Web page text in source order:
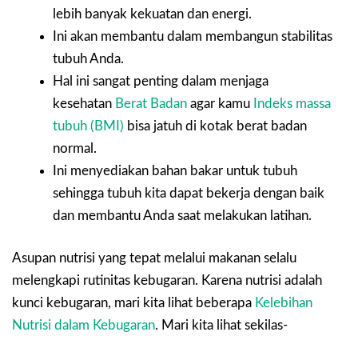
lebih banyak kekuatan dan energi.
Ini akan membantu dalam membangun stabilitas
tubuh Anda.
Hal ini sangat penting dalam menjaga
kesehatan Berat Badan agar kamu Indeks massa
tubuh (BMI) bisa jatuh di kotak berat badan
normal.
Ini menyediakan bahan bakar untuk tubuh
sehingga tubuh kita dapat bekerja dengan baik
dan membantu Anda saat melakukan latihan.
Asupan nutrisi yang tepat melalui makanan selalu
melengkapi rutinitas kebugaran. Karena nutrisi adalah
kunci kebugaran, mari kita lihat beberapa Kelebihan
Nutrisi dalam Kebugaran. Mari kita lihat sekilas-